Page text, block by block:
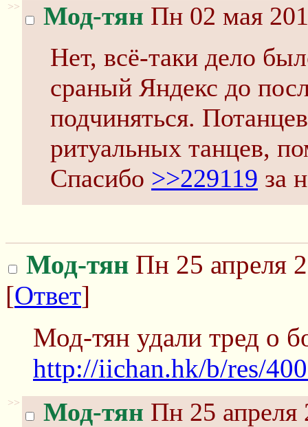
>> Мод-тян Пн 02 мая
Нет, всё-таки дело
сраный Яндекс до
подчиняться.
ритуальных танцев,
Спасибо >>229119 за
Мод-тян Пн 25 апреля
[Ответ]
Мод-тян удали тред о
http://iichan.hk/b/res/
>> Мод-тян Пн 25 апреля